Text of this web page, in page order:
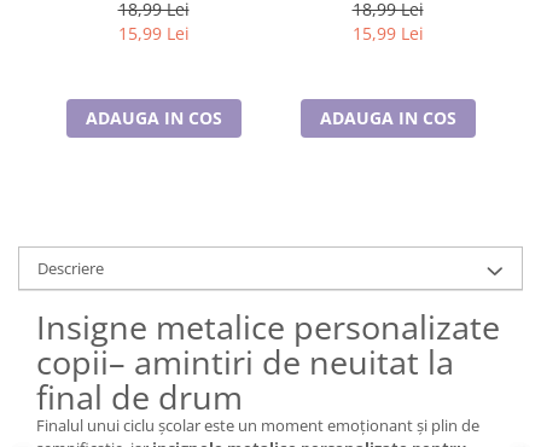
18,99 Lei
15,99 Lei
ADAUGA IN COS
18,99 Lei
15,99 Lei
ADAUGA IN COS
Descriere
Insigne metalice personalizate
copii– amintiri de neuitat la
final de drum
Finalul unui ciclu școlar este un moment emoționant și plin de